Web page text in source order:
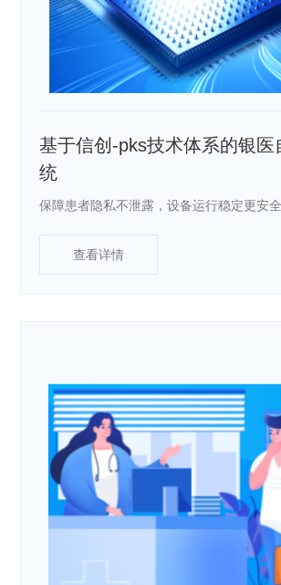
基于信创-pks技术体系的银医
统
保障患者隐私不泄露，设备运行稳定更安全
查看详情